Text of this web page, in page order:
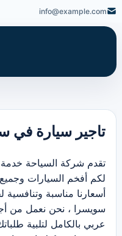
info@example.com
تاجير سيارة
تقدم شركة السياحة خدمة
لكم أفخم السيارات
أسعارنا مناسبة
سويسرا ، نحن نعمل من
عربي بالكامل لتلبية